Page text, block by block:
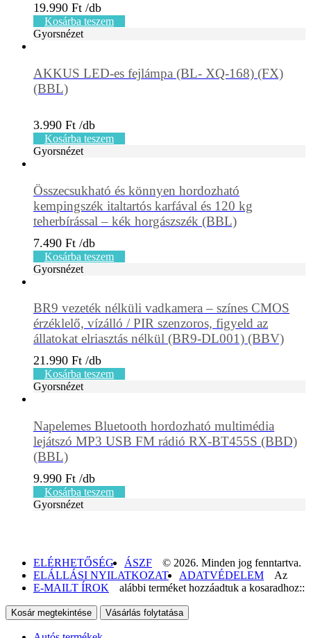
19.990 Ft
Kosárba teszem
Gyorsnézet
AKKUS LED-es fejlámpa (BL- XQ-168) (FX)
(BBL)
3.990 Ft
Kosárba teszem
Gyorsnézet
Összecsukható és könnyen hordozható
kempingszék italtartós karfával és 120 kg
teherbírással – kék horgászszék (BBL)
7.490 Ft
Kosárba teszem
Gyorsnézet
BR9 vezeték nélküli vadkamera – színes CMOS
érzéklelő, vízálló / PIR szenzoros, figyeld az
állatokat elriasztás nélkül (BR9-DL001) (BBV)
21.990 Ft
Kosárba teszem
Gyorsnézet
Napelemes Bluetooth hordozható multimédia
lejátszó MP3 USB FM rádió RX-BT455S (BBD)
(BBL)
9.990 Ft
Kosárba teszem
Gyorsnézet
ELÉRHETŐSÉG
ÁSZF
ELÁLLÁSI NYILATKOZAT
ADATVÉDELEM
E-MAILT ÍROK
© 2026. Minden jog fenntartva.
Az
alábbi terméket hozzáadtuk a kosaradhoz::
Kosár megtekintése Vásárlás folytatása